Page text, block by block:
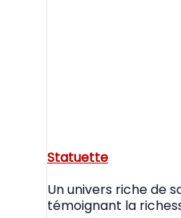
Statuette
Un univers riche de
témoignant la